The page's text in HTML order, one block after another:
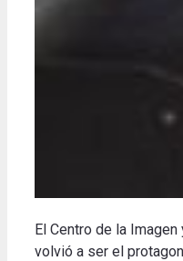
El Centro de la
volvió a ser el